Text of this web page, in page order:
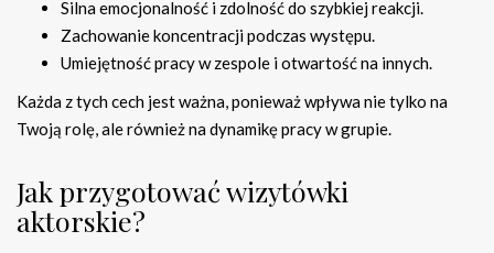
Silna emocjonalność i zdolność do szybkiej reakcji.
Zachowanie koncentracji podczas występu.
Umiejętność pracy w zespole i otwartość na innych.
Każda z tych cech jest ważna, ponieważ wpływa nie tylko na
Twoją rolę, ale również na dynamikę pracy w grupie.
Jak przygotować wizytówki
aktorskie?